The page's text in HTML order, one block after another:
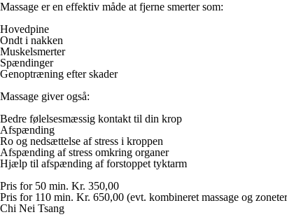
Massage er en effektiv måde at fjerne smerter som:
Hovedpine
Ondt i nakken
Muskelsmerter
Spændinger
Genoptræning efter skader
Massage giver også:
Bedre følelsesmæssig kontakt til din krop
Afspænding
Ro og nedsættelse af stress i kroppen
Afspænding af stress omkring organer
Hjælp til afspænding af forstoppet tyktarm
Pris for 50 min. Kr. 350,00
Pris for 110 min. Kr. 650,00 (evt. kombineret massage og
Chi Nei Tsang